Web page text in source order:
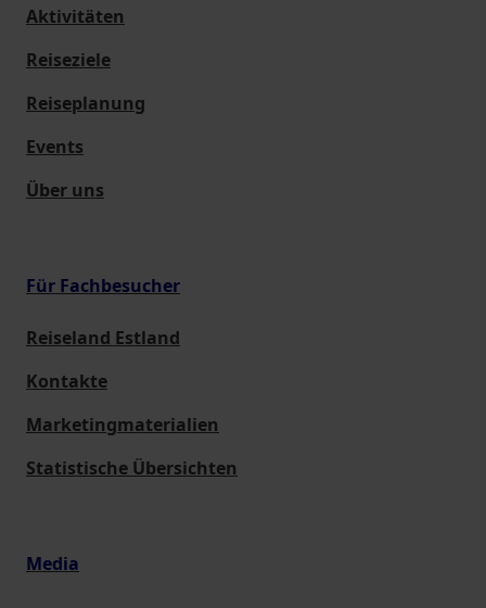
Aktivitäten
Reiseziele
Reiseplanung
Events
Über uns
Für Fachbesucher
Reiseland Estland
Kontakte
Marketingmaterialien
Statistische Übersichten
Media